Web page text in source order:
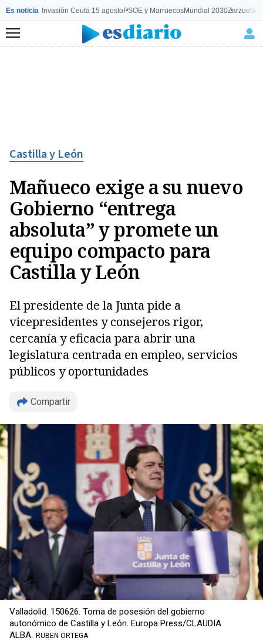
Es noticia Invasión Ceuta 15 agostoPSOE y MarruecosMundial 2030Zarzuela
Menú
Castilla y León
Mañueco exige a su nuevo
Gobierno “entrega
absoluta” y promete un
equipo compacto para
Castilla y León
El presidente de la Junta pide a
vicepresidentes y consejeros rigor,
cercanía y eficacia para abrir una
legislatura centrada en empleo, servicios
públicos y oportunidades
Compartir
Copiar
Valladolid. 150626. Toma de posesión del gobierno
autonómico de Castilla y León. Europa Press/CLAUDIA
ALBA. RUBEN ORTEGA